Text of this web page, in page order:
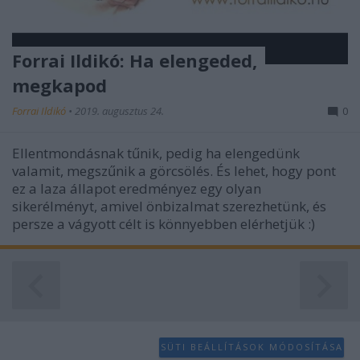
Forrai Ildikó: Ha elengeded,
megkapod
Forrai Ildikó • 2019. augusztus 24. 0
Ellentmondásnak tűnik, pedig ha elengedünk
valamit, megszűnik a görcsölés. És lehet, hogy pont
ez a laza állapot eredményez egy olyan
sikerélményt, amivel önbizalmat szerezhetünk, és
persze a vágyott célt is könnyebben elérhetjük :)
SÜTI BEÁLLÍTÁSOK MÓDOSÍTÁSA